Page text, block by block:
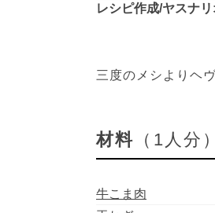
レシピ作成/ヤスナリ
三度のメシよりヘ
材料 （1人分）
牛こま肉